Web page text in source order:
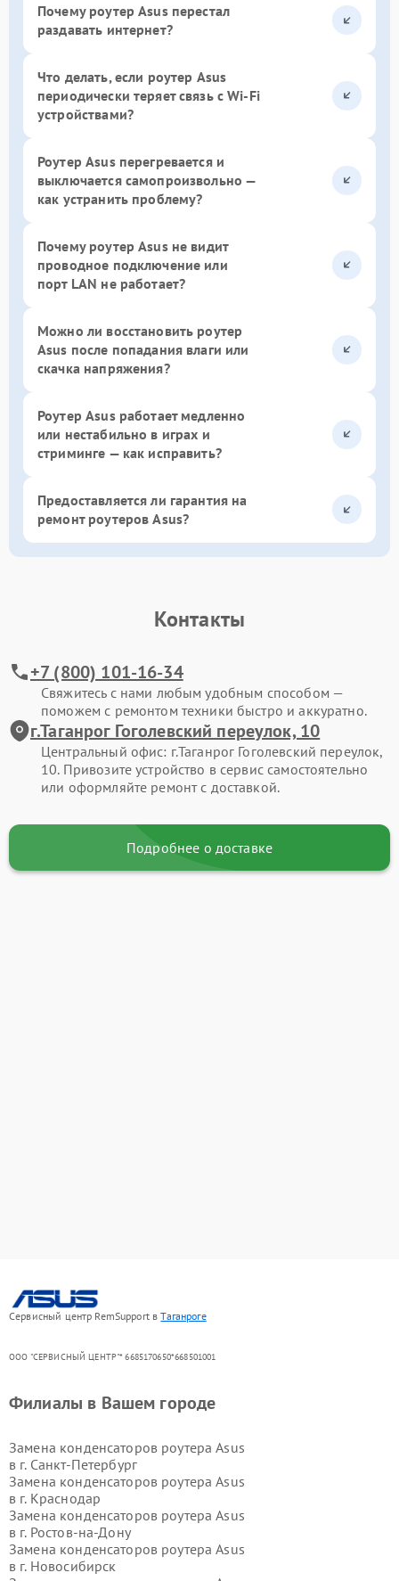
Почему роутер Asus перестал
раздавать интернет?
Что делать, если роутер Asus
периодически теряет связь с Wi-Fi
устройствами?
Роутер Asus перегревается и
выключается самопроизвольно —
как устранить проблему?
Почему роутер Asus не видит
проводное подключение или
порт LAN не работает?
Можно ли восстановить роутер
Asus после попадания влаги или
скачка напряжения?
Роутер Asus работает медленно
или нестабильно в играх и
стриминге — как исправить?
Предоставляется ли гарантия на
ремонт роутеров Asus?
Контакты
+7 (800) 101-16-34
Свяжитесь с нами любым удобным способом —
поможем с ремонтом техники быстро и аккуратно.
г.Таганрог Гоголевский переулок, 10
Центральный офис: г.Таганрог Гоголевский переулок,
10. Привозите устройство в сервис самостоятельно
или оформляйте ремонт с доставкой.
Подробнее о доставке
Сервисный центр RemSupport вТаганроге
ООО "СЕРВИСНЫЙ ЦЕНТР"* 6685170650*668501001
Филиалы в Вашем городе
Замена конденсаторов роутера Asus
в г. Санкт-Петербург
Замена конденсаторов роутера Asus
в г. Краснодар
Замена конденсаторов роутера Asus
в г. Ростов-на-Дону
Замена конденсаторов роутера Asus
в г. Новосибирск